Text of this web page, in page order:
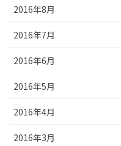
2016年8月
2016年7月
2016年6月
2016年5月
2016年4月
2016年3月